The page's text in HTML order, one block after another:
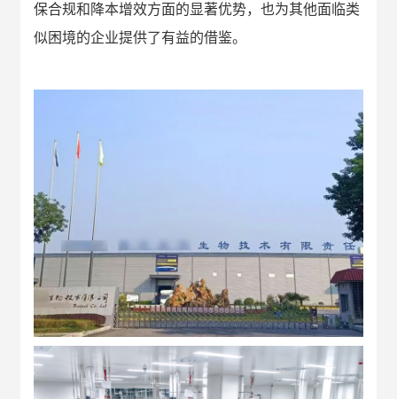
保合规和降本增效方面的显著优势，也为其他面临类
似困境的企业提供了有益的借鉴。